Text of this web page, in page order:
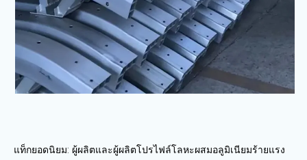
แท็กยอดนิยม: ผู้ผลิตและผู้ผลิตโปรไฟล์โลหะผสมอลูมิเนียมร้ายแรง